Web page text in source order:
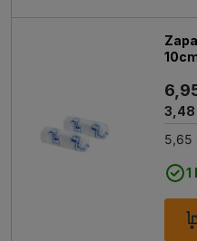
3,48
5,65
1